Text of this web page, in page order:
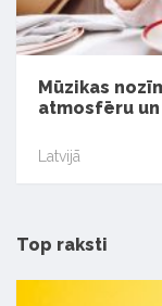
Mūzikas
atmosfēru
Latvijā
Top raksti